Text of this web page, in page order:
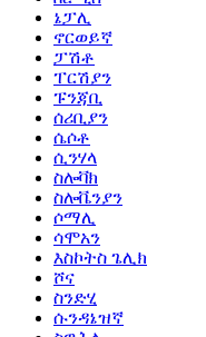
ኔፓሊ
ኖርወይኛ
ፓሽቶ
ፐርሽያን
ፑንጃቢ
ሰሪቢያን
ሴሶቶ
ሲንሃላ
ስሎቫክ
ስሎቬንያን
ሶማሊ
ሳሞአን
እስኮትስ ጌሊክ
ሾና
ስንድሂ
ሱንዳኔዝኛ